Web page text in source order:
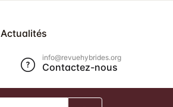
Actualités
info@revuehybrides.org
Contactez-nous